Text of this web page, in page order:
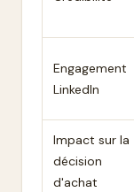
Engagement
LinkedIn
Impact sur la
décision
d'achat